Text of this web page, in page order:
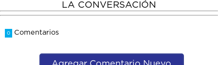
LA CONVERSACIÓN
0 Comentarios